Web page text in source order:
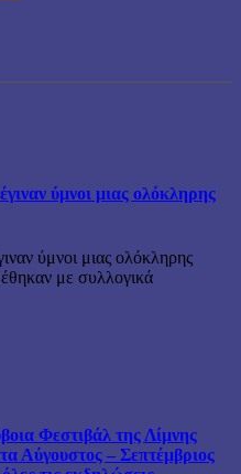
ύμνοι μιας ολόκληρης
ύμνοι μιας ολόκληρης
με συλλογικά
Φεστιβάλ της Λίμνης
Αύγουστος – Σεπτέμβριος